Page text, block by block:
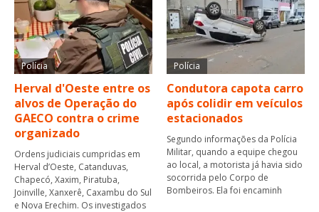
Polícia
Herval d'Oeste entre os
alvos de Operação do
GAECO contra o crime
organizado
Ordens judiciais cumpridas em
Herval d’Oeste, Catanduvas,
Chapecó, Xaxim, Piratuba,
Joinville, Xanxerê, Caxambu do Sul
e Nova Erechim. Os investigados
Polícia
Condutora capota carro
após colidir em veículos
estacionados
Segundo informações da Polícia
Militar, quando a equipe chegou
ao local, a motorista já havia sido
socorrida pelo Corpo de
Bombeiros. Ela foi encaminh